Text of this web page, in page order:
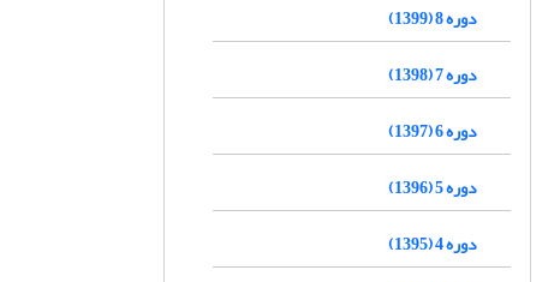
دوره 8 (1399)
دوره 7 (1398)
دوره 6 (1397)
دوره 5 (1396)
دوره 4 (1395)